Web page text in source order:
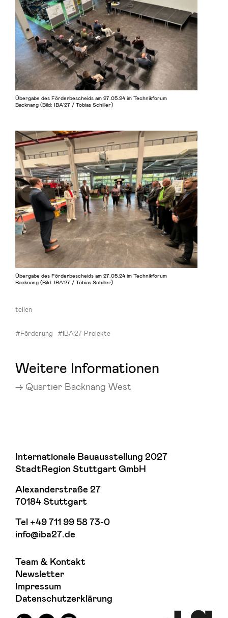
Übergabe des Förderbescheids am 27.05.24 im Technikforum
Backnang (Bild: IBA’27 / Tobias Schiller)
Übergabe des Förderbescheids am 27.05.24 im Technikforum
Backnang (Bild: IBA’27 / Tobias Schiller)
teilen
#Förderung #IBA'27-Projekte
Weitere Informationen
Quartier Backnang West
Internationale Bauausstellung 2027
StadtRegion Stuttgart GmbH
Alexanderstraße 27
70184 Stuttgart
Tel +49 711 99 58 73-0
info@iba27.de
Team & Kontakt
Newsletter
Impressum
Datenschutzerklärung